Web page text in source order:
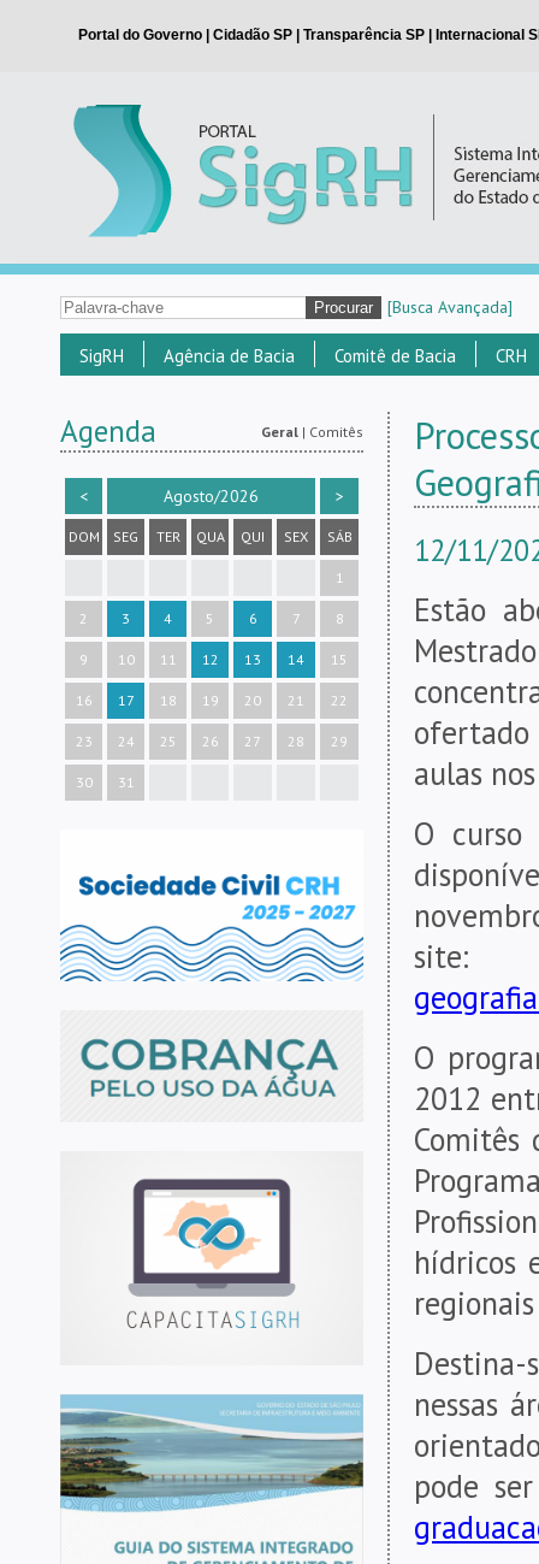
[Busca Avançada]
SigRH Agência de Bacia Comitê de Bacia CRH
Agenda Geral | Comitês
< Agosto/2026 >
DOM SEG TER QUA QUI SEX SÁB
1
2 3 4 5 6 7 8
9 10 11 12 13 14 15
16 17 18 19 20 21 22
23 24 25 26 27 28 29
30 31
12/11/
Estão
ofertado
aulas
O
O
2012
Comitês
hídricos
nessas
pode